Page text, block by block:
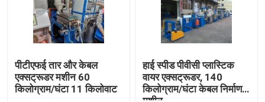
तांबा टपिंग मशीन
केबल रोलिंग मशीन
पीटीएफई तार और केबल
एक्सट्रूडर मशीन 60
किलोग्राम/घंटा 11 किलोवाट
हाई स्पीड पीवीसी प्लास्टिक
वायर एक्सट्रूडर, 140
किलोग्राम/घंटा केबल निर्माण